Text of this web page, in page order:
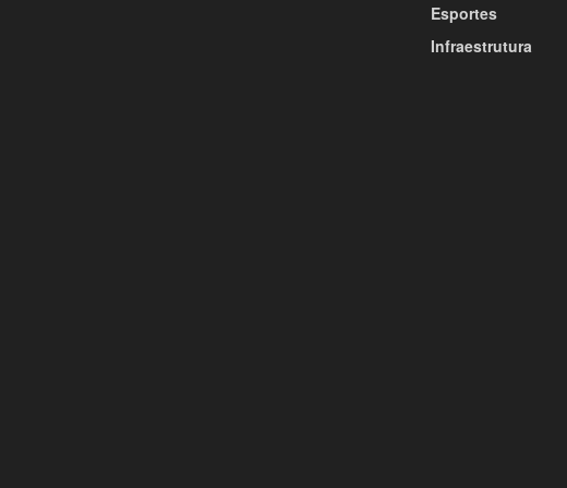
Esportes
Infraestrutura